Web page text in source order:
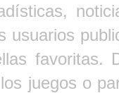
usuarios
favoritas.
juegos o